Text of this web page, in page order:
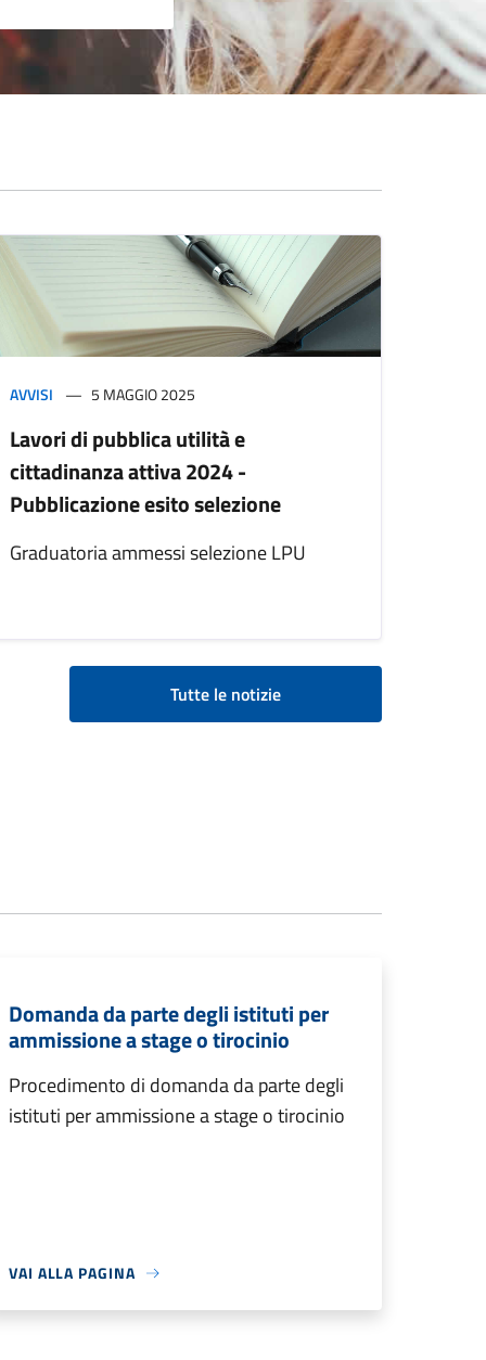
AVVISI 5 MAGGIO 2025
Lavori di pubblica utilità e
cittadinanza attiva 2024 -
Pubblicazione esito selezione
Graduatoria ammessi selezione LPU
Tutte le notizie
Domanda da parte degli istituti per
ammissione a stage o tirocinio
Procedimento di domanda da parte degli
istituti per ammissione a stage o tirocinio
VAI ALLA PAGINA